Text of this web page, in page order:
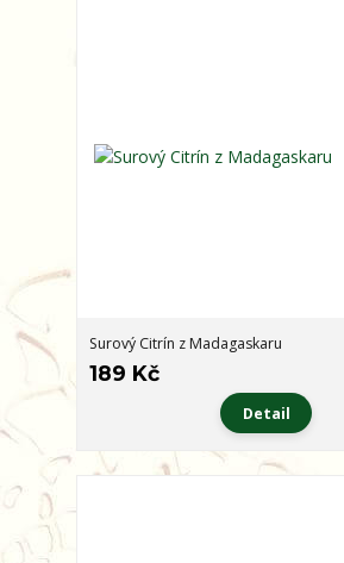
Surový Citrín z Madagaskaru
189 Kč
Detail